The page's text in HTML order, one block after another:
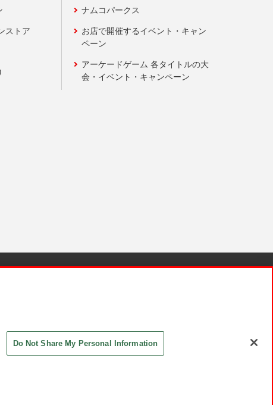
ストア
ナムコパークス
お店で開催するイベント・キャン
ペーン
アーケードゲーム 各タイトルの大
会・イベント・キャンペーン
Do Not Share My Personal Information